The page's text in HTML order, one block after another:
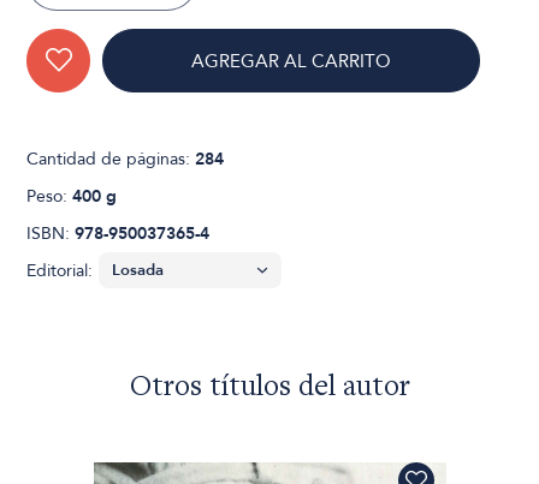
AGREGAR AL CARRITO
Cantidad de páginas:284
Peso:400 g
ISBN:978-950037365-4
Editorial:
Otros títulos del autor